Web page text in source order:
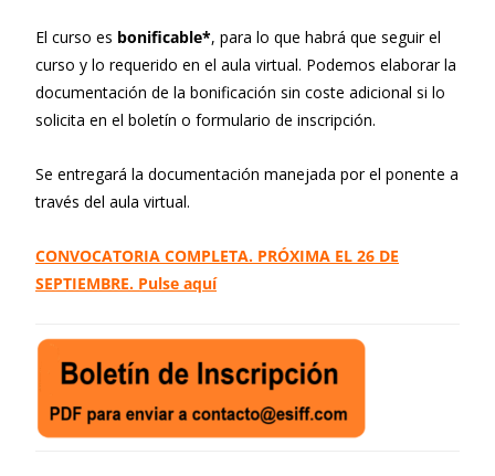
El curso es bonificable*, para lo que habrá que seguir el
curso y lo requerido en el aula virtual. Podemos elaborar la
documentación de la bonificación sin coste adicional si lo
solicita en el boletín o formulario de inscripción.
Se entregará la documentación manejada por el ponente a
través del aula virtual.
CONVOCATORIA COMPLETA. PRÓXIMA EL 26 DE
SEPTIEMBRE. Pulse aquí